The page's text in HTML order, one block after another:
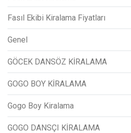
Fasıl Ekibi Kiralama Fiyatları
Genel
GÖCEK DANSÖZ KİRALAMA
GOGO BOY KİRALAMA
Gogo Boy Kiralama
GOGO DANSÇI KİRALAMA